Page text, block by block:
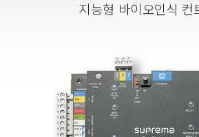
지능형 바이오인식 컨